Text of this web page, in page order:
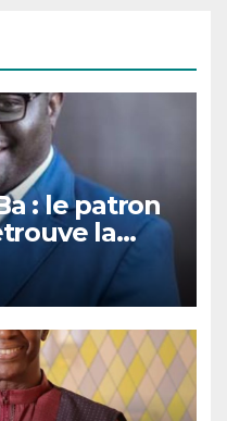
: le patron
la